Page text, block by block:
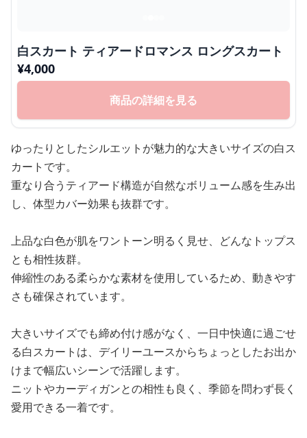
白スカート ティアードロマンス ロングスカート
¥4,000
商品の詳細を見る
ゆったりとしたシルエットが魅力的な大きいサイズの白ス
カートです。
重なり合うティアード構造が自然なボリューム感を生み出
し、体型カバー効果も抜群です。
上品な白色が肌をワントーン明るく見せ、どんなトップス
とも相性抜群。
伸縮性のある柔らかな素材を使用しているため、動きやす
さも確保されています。
大きいサイズでも締め付け感がなく、一日中快適に過ごせ
る白スカートは、デイリーユースからちょっとしたお出か
けまで幅広いシーンで活躍します。
ニットやカーディガンとの相性も良く、季節を問わず長く
愛用できる一着です。